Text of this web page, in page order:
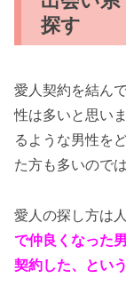
探す
愛人契約を結ん
性は多いと思い
るような男性を
た方も多いので
愛人の探し方は
で仲良くなった
契約した、とい